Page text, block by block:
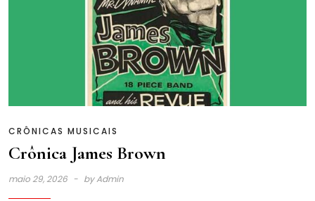
CRÔNICAS MUSICAIS
Crônica James Brown
maio 29, 2026 byAdmin